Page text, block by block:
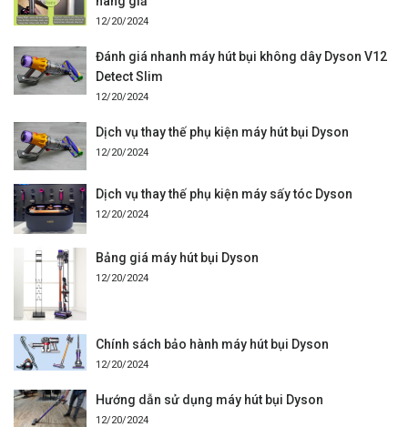
12/20/2024
Đánh giá nhanh máy hút bụi không dây Dyson V12
Detect Slim
12/20/2024
Dịch vụ thay thế phụ kiện máy hút bụi Dyson
12/20/2024
Dịch vụ thay thế phụ kiện máy sấy tóc Dyson
12/20/2024
Bảng giá máy hút bụi Dyson
12/20/2024
Chính sách bảo hành máy hút bụi Dyson
12/20/2024
Hướng dẫn sử dụng máy hút bụi Dyson
12/20/2024